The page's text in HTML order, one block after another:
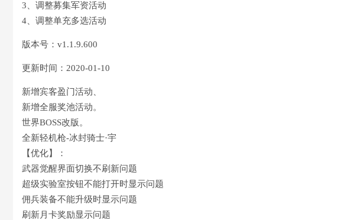
3、调整募集军资活动
4、调整单充多选活动
版本号：v1.1.9.600
更新时间：2020-01-10
新增宾客盈门活动、
新增全服奖池活动。
世界BOSS改版。
全新轻机枪-冰封骑士·宇
【优化】：
武器觉醒界面切换不刷新问题
超级实验室按钮不能打开时显示问题
佣兵装备不能升级时显示问题
刷新月卡奖励显示问题